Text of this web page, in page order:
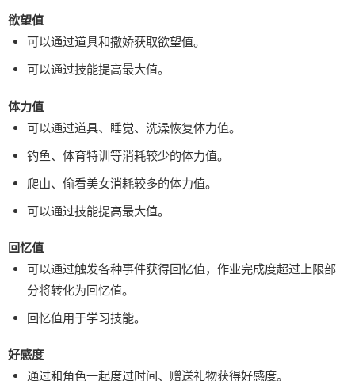
欲望值
可以通过道具和撒娇获取欲望值。
可以通过技能提高最大值。
体力值
可以通过道具、睡觉、洗澡恢复体力值。
钓鱼、体育特训等消耗较少的体力值。
爬山、偷看美女消耗较多的体力值。
可以通过技能提高最大值。
回忆值
可以通过触发各种事件获得回忆值，作业完成度超过上限部
分将转化为回忆值。
回忆值用于学习技能。
好感度
通过和角色一起度过时间、赠送礼物获得好感度。